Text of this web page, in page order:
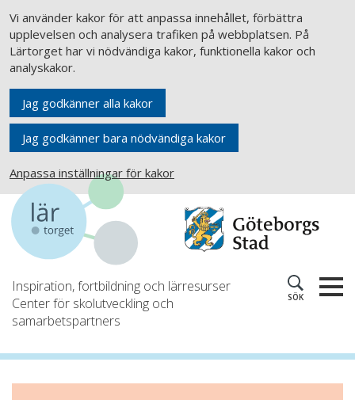
Vi använder kakor för att anpassa innehållet, förbättra
upplevelsen och analysera trafiken på webbplatsen. På
Lärtorget har vi nödvändiga kakor, funktionella kakor och
analyskakor.
Jag godkänner alla kakor
Jag godkänner bara nödvändiga kakor
Anpassa inställningar för kakor
Inspiration, fortbildning och lärresurser
Center för skolutveckling och
samarbetspartners
SÖK